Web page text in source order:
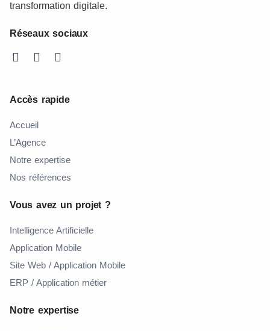
transformation digitale.
Réseaux sociaux
Accès rapide
Accueil
L’Agence
Notre expertise
Nos références
Vous avez un projet ?
Intelligence Artificielle
Application Mobile
Site Web / Application Mobile
ERP / Application métier
Notre expertise